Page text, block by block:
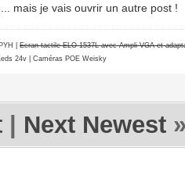
mais je vais ouvrir un autre post !
Ecran tactile ELO 1537L avec Ampli VGA et
24v | Caméras POE Weisky
Next Newest